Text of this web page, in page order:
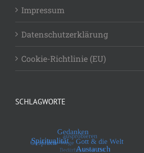
Impressum
Datenschutzerklärung
Cookie-Richtlinie (EU)
SCHLAGWORTE